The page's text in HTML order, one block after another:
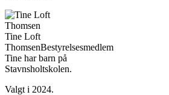
Tine Loft
ThomsenBestyrelsesmedlem
Tine har barn på
Stavnsholtskolen.
Valgt i 2024.